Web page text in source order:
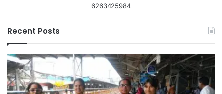
6263425984
Recent Posts